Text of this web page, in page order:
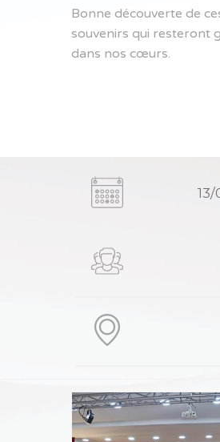
Bonne découverte de
souvenirs qui resteront
dans nos cœurs.